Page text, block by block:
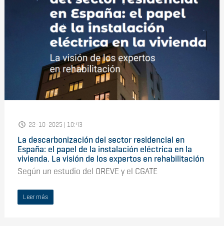
22-10-2025 | 10:43
La descarbonización del sector residencial en
España: el papel de la instalación eléctrica en la
vivienda. La visión de los expertos en rehabilitación
Según un estudio del OREVE y el CGATE
Leer más